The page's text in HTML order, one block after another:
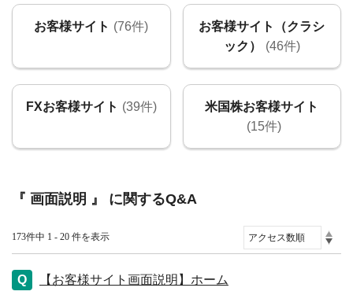
お客様サイト (76件)
お客様サイト（クラシ
ック）
(46件)
FXお客様サイト (39件)
米国株お客様サイト
(15件)
『 画面説明 』 に関するQ&A
173件中 1 - 20 件を表示
【お客様サイト画面説明】ホーム